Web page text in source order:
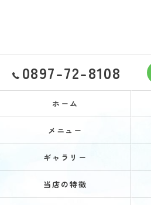
0897-72-8108
ホーム
メニュー
ギャラリー
当店の特徴